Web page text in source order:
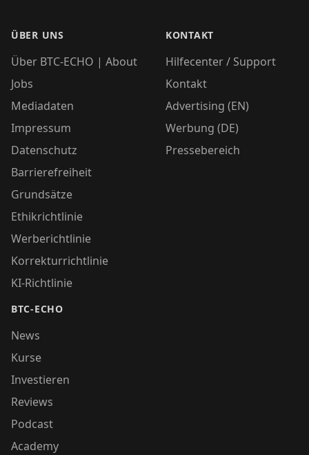
ÜBER UNS
Über BTC-ECHO | About
Jobs
Mediadaten
Impressum
Datenschutz
Barrierefreiheit
Grundsätze
Ethikrichtlinie
Werberichtlinie
Korrekturrichtlinie
KI-Richtlinie
BTC-ECHO
News
Kurse
Investieren
Reviews
Podcast
Academy
KONTAKT
Hilfecenter / Support
Kontakt
Advertising (EN)
Werbung (DE)
Pressebereich